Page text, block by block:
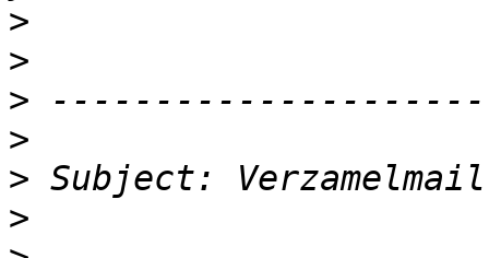
>
>
>
>
>
>